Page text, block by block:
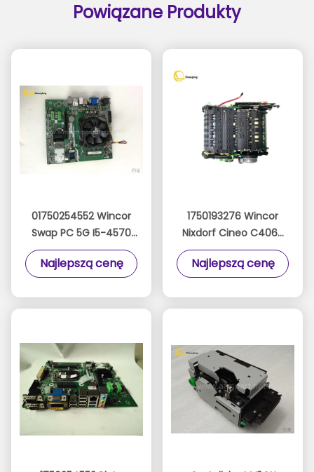
Powiązane Produkty
01750254552 Wincor
Swap PC 5G I5-4570
PC AMT Upgrade
Windows10 Migration
1750293439
Najlepszą cenę
1750193276 Wincor
Nixdorf Cineo C4060
Części bankomatu
Głowica modułu
01750193276
Najlepszą cenę